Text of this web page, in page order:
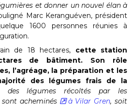
et donner un nouvel élan à
Marc Keranguéven, président
1600 personnes réunies à
de 18 hectares, cette station
de bâtiment. Son rôle
l’agréage, la préparation et les
des légumes frais de la
des légumes récoltés par les
acheminés
à Vilar Gren, soit